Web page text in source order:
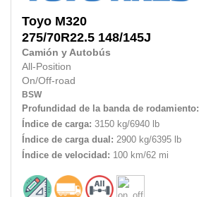
Toyo M320
275/70R22.5 148/145J
Camión y Autobús
All-Position
On/Off-road
BSW
Profundidad de la banda de rodamiento:
Índice de carga: 3150 kg/6940 lb
Índice de carga dual: 2900 kg/6395 lb
Índice de velocidad: 100 km/62 mi